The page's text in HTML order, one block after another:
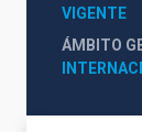
VIGENTE
ÁMBITO